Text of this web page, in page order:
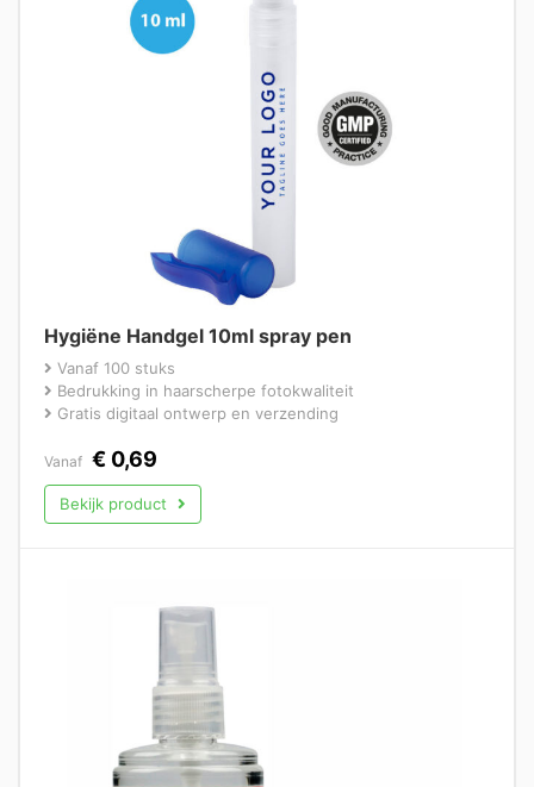
Hygiëne Handgel 10ml spray pen
Vanaf 100 stuks
Bedrukking in haarscherpe fotokwaliteit
Gratis digitaal ontwerp en verzending
Vanaf € 0,69
Bekijk product